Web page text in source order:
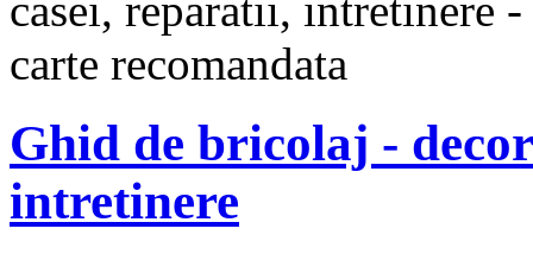
Ghid de bricolaj -
intretinere